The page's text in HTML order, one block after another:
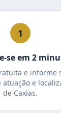
1
se em 2
e informe
e
de Caxias.